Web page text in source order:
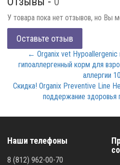
У товара пока нет отзывов, но Вы
Оставьте отзыв
← Organix vet Hypoallergenic
гипоаллергенный корм для
аллергии
Скидка! Organix Preventive Line
поддержание здоровья
Наши телефоны
8 (812) 962-00-70